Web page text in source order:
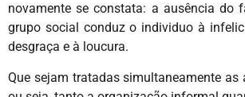
novamente se constata: a ausência do
grupo social conduz o individuo à
desgraça e à loucura.
Que sejam tratadas simultaneamente as